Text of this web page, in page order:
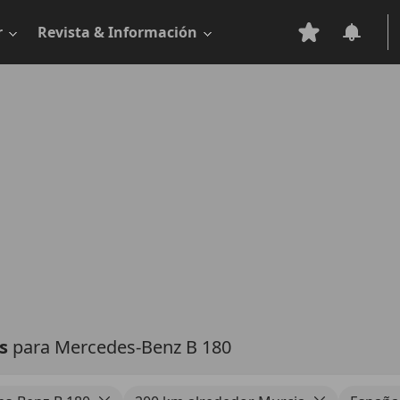
Revista & Información
para Mercedes-Benz B 180